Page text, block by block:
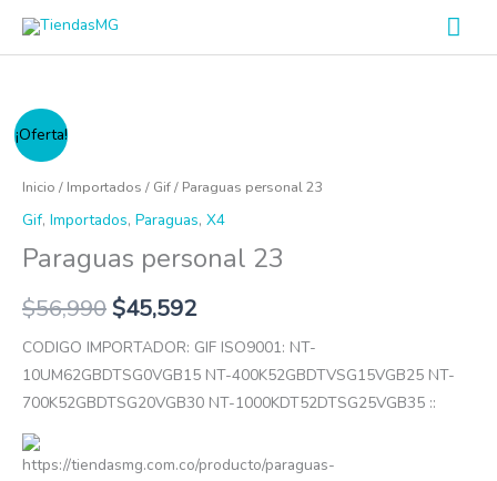
¡Oferta!
Inicio / Importados / Gif/ Paraguas personal 23
Gif, Importados, Paraguas, X4
Paraguas personal 23
$56,990$45,592
CODIGO IMPORTADOR: GIF ISO9001: NT-
10UM62GBDTSG0VGB15 NT-400K52GBDTVSG15VGB25 NT-
700K52GBDTSG20VGB30 NT-1000KDT52DTSG25VGB35 ::
https://tiendasmg.com.co/producto/paraguas-
Paraguas
personal
23
cantidad